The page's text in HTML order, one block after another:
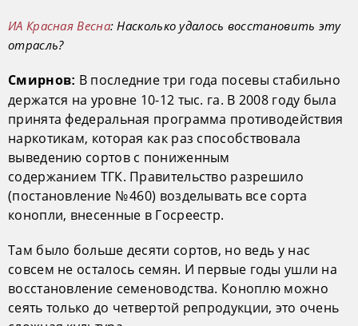
ИА Красная Весна: Насколько удалось восстановить эту
отрасль?
Смирнов: В последние три года посевы стабильно
держатся на уровне 10-12 тыс. га. В 2008 году была
принята федеральная программа противодействия
наркотикам, которая как раз способствовала
выведению сортов с пониженным
содержанием ТГК. Правительство разрешило
(постановление № 460) возделывать все сорта
конопли, внесенные в Госреестр.
Там было больше десяти сортов, но ведь у нас
совсем не осталось семян. И первые годы ушли на
восстановление семеноводства. Коноплю можно
сеять только до четвертой репродукции, это очень